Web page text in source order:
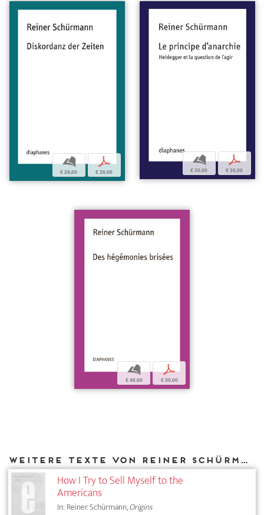
b
€ 28,00
p
€ 28,00
b
€ 35,00
p
€ 35,00
b
€ 48,00
p
€ 50,00
Weitere Texte von Reiner Schürmann bei DIAPHANES
How I Try to Sell Myself to the
Americans
In: Reiner Schürmann,Origins